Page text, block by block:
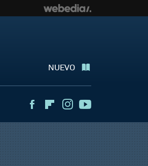
NUEVO
FacebookFlipboardInstagram